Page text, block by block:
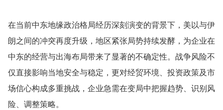
在当前中东地缘政治格局经历深刻演变的背景下，美以与伊
朗之间的冲突再度升级，地区紧张局势持续发酵，为企业在
中东的经营与出海布局带来了显著的不确定性。战争风险不
仅直接影响当地安全与稳定，更对经贸环境、投资政策及市
场信心构成多重挑战，企业急需在变局中把握趋势、识别风
险、调整策略。